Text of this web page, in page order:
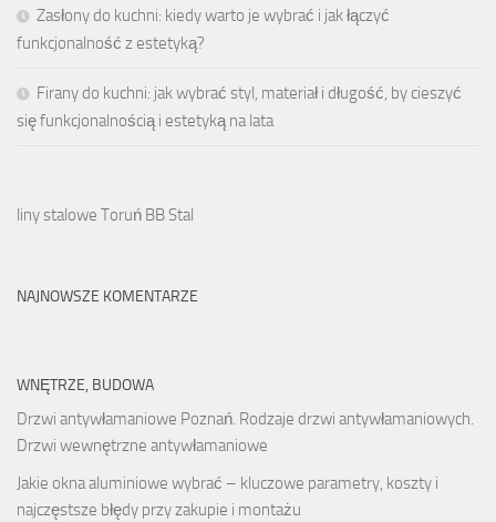
Zasłony do kuchni: kiedy warto je wybrać i jak łączyć
funkcjonalność z estetyką?
Firany do kuchni: jak wybrać styl, materiał i długość, by cieszyć
się funkcjonalnością i estetyką na lata
liny stalowe Toruń BB Stal
NAJNOWSZE KOMENTARZE
WNĘTRZE, BUDOWA
Drzwi antywłamaniowe Poznań. Rodzaje drzwi antywłamaniowych.
Drzwi wewnętrzne antywłamaniowe
Jakie okna aluminiowe wybrać – kluczowe parametry, koszty i
najczęstsze błędy przy zakupie i montażu